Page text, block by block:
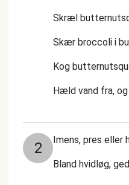
Skræl
Skær broccoli i
Kog
Hæld vand fra,
2 Imens, pres eller
Bland hvidløg,